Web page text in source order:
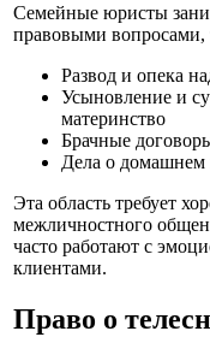
Семейные юристы
правовыми вопросами,
Развод и опека
Усыновление и
материнство
Брачные
Дела о домашнем
Эта область требует
межличностного
часто работают с
клиентами.
Право о